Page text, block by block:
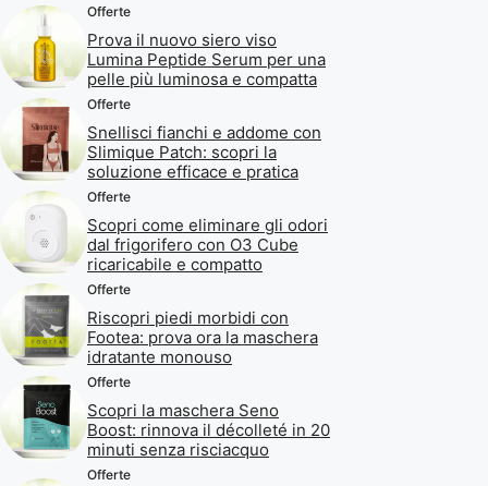
Offerte
Prova il nuovo siero viso
Lumina Peptide Serum per una
pelle più luminosa e compatta
Offerte
Snellisci fianchi e addome con
Slimique Patch: scopri la
soluzione efficace e pratica
Offerte
Scopri come eliminare gli odori
dal frigorifero con O3 Cube
ricaricabile e compatto
Offerte
Riscopri piedi morbidi con
Footea: prova ora la maschera
idratante monouso
Offerte
Scopri la maschera Seno
Boost: rinnova il décolleté in 20
minuti senza risciacquo
Offerte